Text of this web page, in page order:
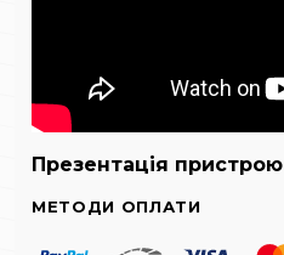
Презентація пристрою
МЕТОДИ ОПЛАТИ